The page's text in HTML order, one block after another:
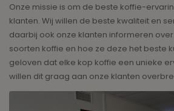
Onze missie is om de beste koffie-
klanten. Wij willen de beste kwaliteit en
daarbij ook onze klanten informeren
soorten koffie en hoe ze deze het beste
geloven dat elke kop koffie een unieke
willen dit graag aan onze klanten